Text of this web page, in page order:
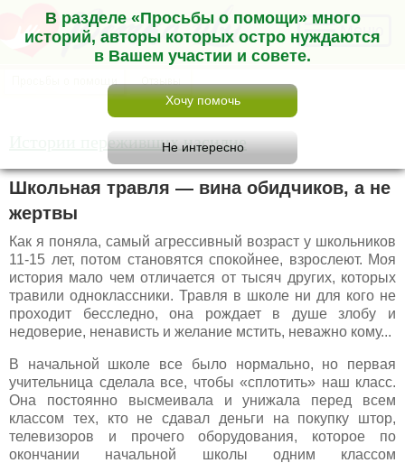
В разделе «Просьбы о помощи» много
историй, авторы которых остро нуждаются
в Вашем участии и совете.
Меню
Истории переживших насилие
Школьная травля — вина обидчиков, а не
жертвы
Как я поняла, самый агрессивный возраст у школьников
11-15 лет, потом становятся спокойнее, взрослеют. Моя
история мало чем отличается от тысяч других, которых
травили одноклассники. Травля в школе ни для кого не
проходит бесследно, она рождает в душе злобу и
недоверие, ненависть и желание мстить, неважно кому...
В начальной школе все было нормально, но первая
учительница сделала все, чтобы «сплотить» наш класс.
Она постоянно высмеивала и унижала перед всем
классом тех, кто не сдавал деньги на покупку штор,
телевизоров и прочего оборудования, которое по
окончании начальной школы одним классом